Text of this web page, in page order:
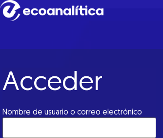
Acceder
Nombre de usuario o correo electrónico